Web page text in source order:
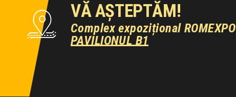
VĂ AȘTEPTĂM!
Complex expozițional ROMEXPO
PAVILIONUL B1